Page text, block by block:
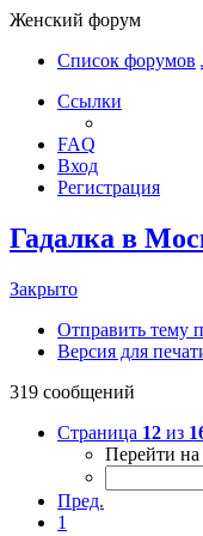
Женский форум
Список форумов
Ссылки
FAQ
Вход
Регистрация
Гадалка в
Закрыто
Отправить тему
Версия для
319 сообщений
Страница 12 из
Перейти на
Пред.
1